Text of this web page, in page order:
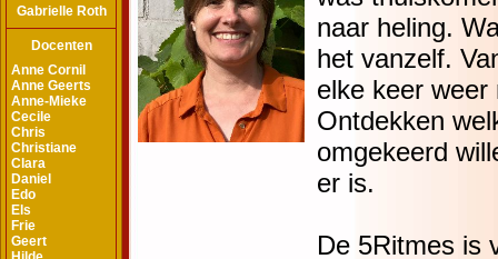
Gabrielle Roth
Docenten
Anne Cornil
Anne Geerts
Anne-Mieke
Cecile
Chris
Christiane
Clara
Daniel
Edo
Els
Frie
Geert